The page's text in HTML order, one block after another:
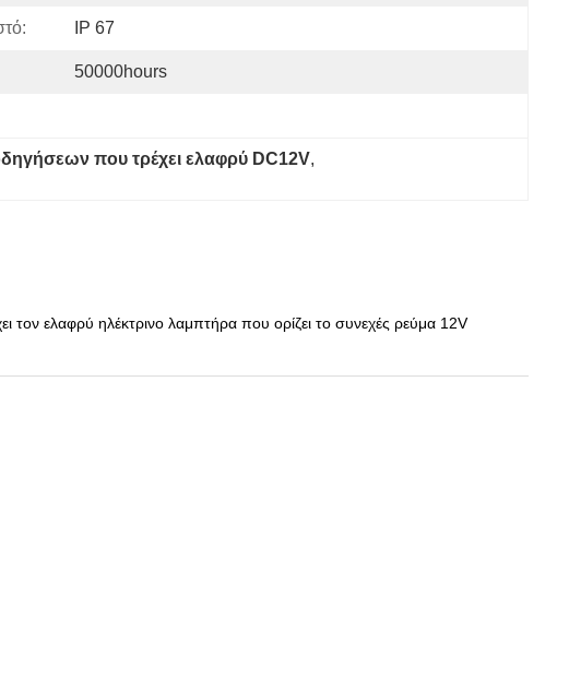
IP 67
50000hours
που τρέχει ελαφρύ DC12V,
ελαφρύ ηλέκτρινο λαμπτήρα που ορίζει το συνεχές ρεύμα 12V